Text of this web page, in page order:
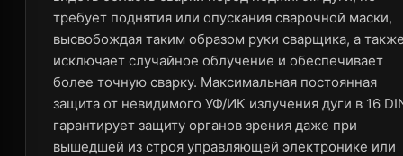
требует поднятия или опускания сварочной маски,
высвобождая таким образом руки сварщика, а
исключает случайное облучение и обеспечивает
более точную сварку. Максимальная постоянная
защита от невидимого УФ/ИК излучения дуги в 16
гарантирует защиту органов зрения даже при
вышедшей из строя управляющей электронике или